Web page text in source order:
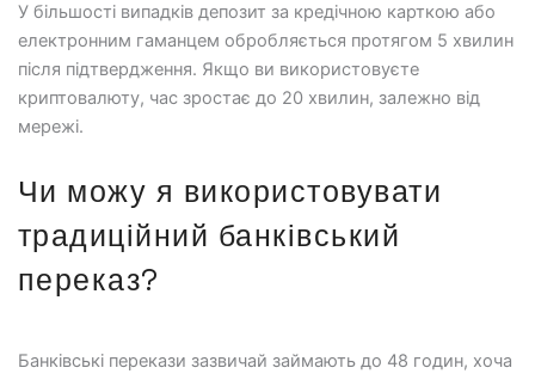
У більшості випадків депозит за кредічною карткою або
електронним гаманцем обробляється протягом 5 хвилин
після підтвердження. Якщо ви використовуєте
криптовалюту, час зростає до 20 хвилин, залежно від
мережі.
Чи можу я використовувати
традиційний банківський
переказ?
Банківські перекази зазвичай займають до 48 годин, хоча